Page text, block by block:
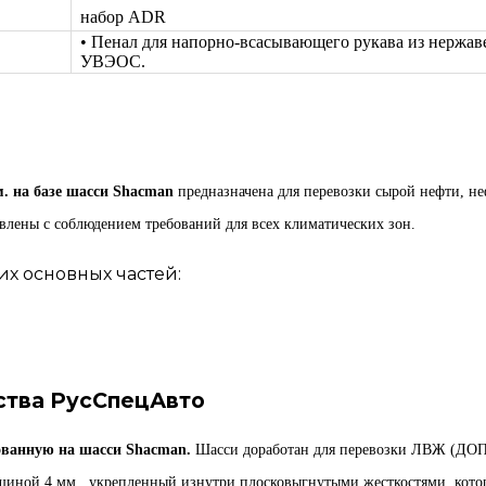
набор ADR
• Пенал для напорно-всасывающего рукава из
УВЭОС.
на базе шасси Shacman предназначена для перевозки сырой нефти,
с соблюдением требований для всех климатических зон.
основных частей:
РусСпецАвто
на шасси Shacman. Шасси доработан для перевозки ЛВЖ
4 мм., укрепленный изнутри плосковыгнутыми жесткостями,